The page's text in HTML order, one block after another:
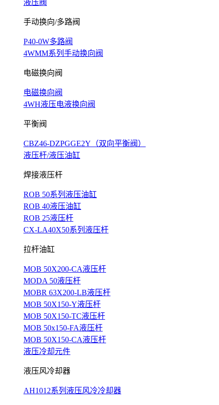
液压阀
手动换向/多路阀
P40-0W多路阀
4WMM系列手动换向阀
电磁换向阀
电磁换向阀
4WH液压电液换向阀
平衡阀
CBZ46-DZPGGE2Y（双向平衡阀）
液压杆/液压油缸
焊接液压杆
ROB 50系列液压油缸
ROB 40液压油缸
ROB 25液压杆
CX-LA40X50系列液压杆
拉杆油缸
MOB 50X200-CA液压杆
MODA 50液压杆
MOBR 63X200-LB液压杆
MOB 50X150-Y液压杆
MOB 50X150-TC液压杆
MOB 50x150-FA液压杆
MOB 50X150-CA液压杆
液压冷却元件
液压风冷却器
AH1012系列液压风冷冷却器